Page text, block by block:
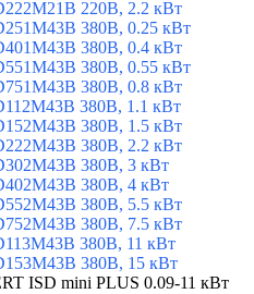
220В, 2.2 кВт
380В, 0.25 кВт
380В, 0.4 кВт
380В, 0.55 кВт
380В, 0.8 кВт
380В, 1.1 кВт
380В, 1.5 кВт
380В, 2.2 кВт
380В, 3 кВт
380В, 4 кВт
380В, 5.5 кВт
380В, 7.5 кВт
380В, 11 кВт
380В, 15 кВт
ISD mini PLUS 0.09-11 кВт